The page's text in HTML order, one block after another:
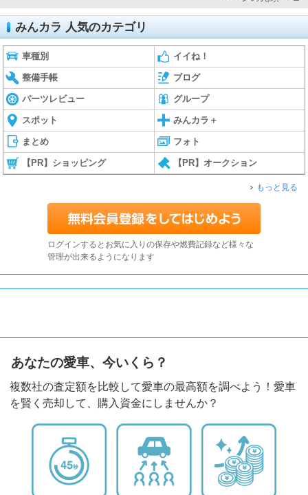
みんカラ 人気のカテゴリ
車種別 イイね！
整備手帳 ブログ
パーツレビュー グループ
スポット みんカラ＋
まとめ フォト
【PR】ショッピング 【PR】オークション
もっと見る
ログインするとお気に入りの保存や燃費記録など様々な
管理が出来るようになります
あなたの愛車、今いくら？
複数社の査定額を比較して愛車の最高額を調べよう！愛車
を賢く売却して、購入資金にしませんか？